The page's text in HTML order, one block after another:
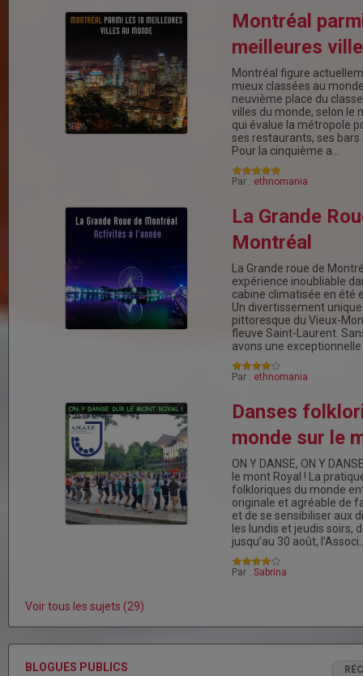
Montréal
meilleures
Montréal figure
mieux classées au
neuvième place du
villes du monde, selon le
qui évalue la métropole
ses restaurants, ses bars
Pour la cinquième a…
Par : ethnomania
La Grande
Montréal
La Grande roue de
expérience inoubliable
cabine climatisée en été
Un divertissement
pittoresque du Vieux-
fleuve Saint-Laurent.
avons une
Par : ethnomania
Danses
monde sur le
ON Y DANSE, ON Y
le mont Royal ! La
folkloriques du monde
originale et agréable de
et de se sensibiliser aux
les lundis et jeudis soirs,
jusqu’au 30 août,
Par : Sabrina
Voir tous les sujets (29)
BLOGUES PUBLICS